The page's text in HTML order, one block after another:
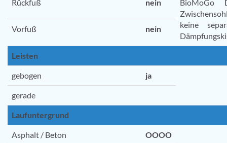
Rückfuß nein
BioMoGo
keine
Vorfuß nein
Leisten
gebogen ja
gerade
Laufuntergrund
Asphalt / Beton OOOO